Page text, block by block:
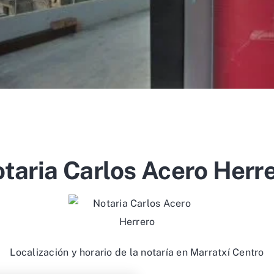
Carlos Acero
Localización y horario de la notaría en Marratxí Centro